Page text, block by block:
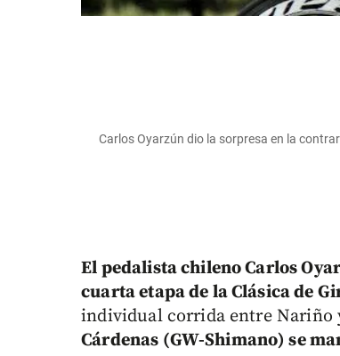
Carlos Oyarzún dio la sorpresa en la
El pedalista chileno Carlos
cuarta etapa de la Clásica de
individual corrida entre Nariño
Cárdenas (GW-Shimano) se